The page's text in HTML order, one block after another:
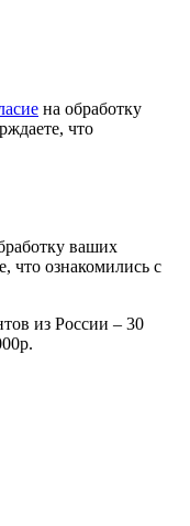
на обработку
что
ваших
что ознакомились с
из России – 30